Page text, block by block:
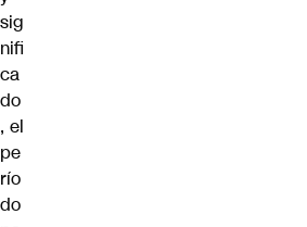
sig
nifi
ca
do
, el
pe
río
do